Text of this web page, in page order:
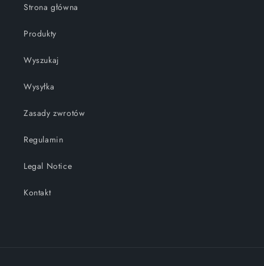
Strona główna
Produkty
Wyszukaj
Wysyłka
Zasady zwrotów
Regulamin
Legal Notice
Kontakt